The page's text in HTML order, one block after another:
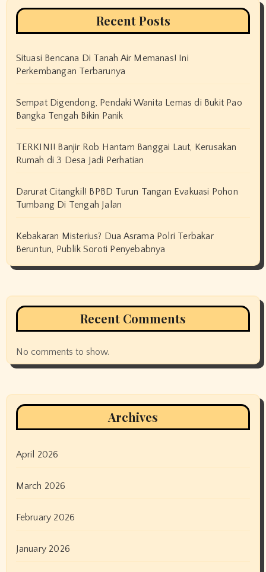
Recent Posts
Situasi Bencana Di Tanah Air Memanas! Ini
Perkembangan Terbarunya
Sempat Digendong, Pendaki Wanita Lemas di Bukit Pao
Bangka Tengah Bikin Panik
TERKINI! Banjir Rob Hantam Banggai Laut, Kerusakan
Rumah di 3 Desa Jadi Perhatian
Darurat Citangkil! BPBD Turun Tangan Evakuasi Pohon
Tumbang Di Tengah Jalan
Kebakaran Misterius? Dua Asrama Polri Terbakar
Beruntun, Publik Soroti Penyebabnya
Recent Comments
No comments to show.
Archives
April 2026
March 2026
February 2026
January 2026